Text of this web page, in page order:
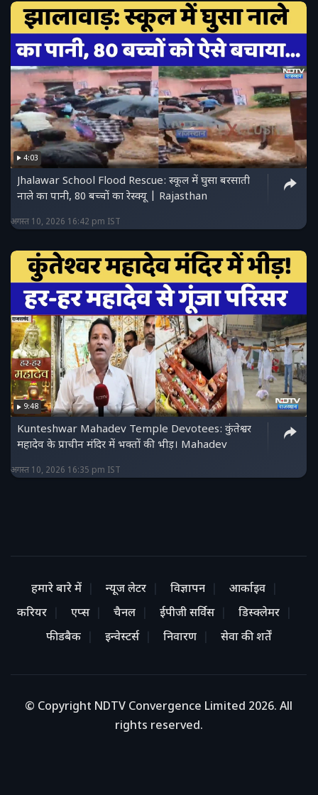
4:03
Jhalawar School Flood Rescue: स्कूल में घुसा बरसाती
नाले का पानी, 80 बच्चों का रेस्क्यू | Rajasthan
अगस्त 10, 2026 16:42 pm IST
9:48
Kunteshwar Mahadev Temple Devotees: कुंतेश्वर
महादेव के प्राचीन मंदिर में भक्तों की भीड़। Mahadev
अगस्त 10, 2026 16:35 pm IST
हमारे बारे में न्यूज लेटर विज्ञापन
आर्काइव
करियर
एप्स चैनल ईपीजी सर्विस
डिस्क्लेमर
फीडबैक
इन्वेस्टर्स निवारण सेवा की शर्तें
© Copyright NDTV Convergence Limited 2026. All
rights reserved.